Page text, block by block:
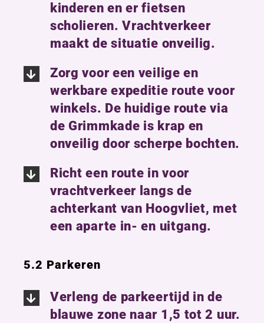
kinderen en er fietsen
scholieren. Vrachtverkeer
maakt de situatie onveilig.
Zorg voor een veilige en
werkbare expeditie route voor
winkels. De huidige route via
de Grimmkade is krap en
onveilig door scherpe bochten.
Richt een route in voor
vrachtverkeer langs de
achterkant van Hoogvliet, met
een aparte in- en uitgang.
5.2 Parkeren
Verleng de parkeertijd in de
blauwe zone naar 1,5 tot 2 uur.